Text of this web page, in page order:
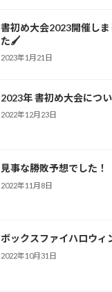
書初め大会2023開催しま
た🖌
2023年1月21日
2023年 書初め大会につ
2022年12月23日
見事な勝敗予想でした！
2022年11月8日
ボックスファイハロウィ
2022年10月31日